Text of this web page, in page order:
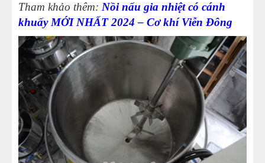
Tham khảo thêm: Nồi nấu gia nhiệt có cánh
khuấy MỚI NHẤT 2024 – Cơ khí Viễn Đông